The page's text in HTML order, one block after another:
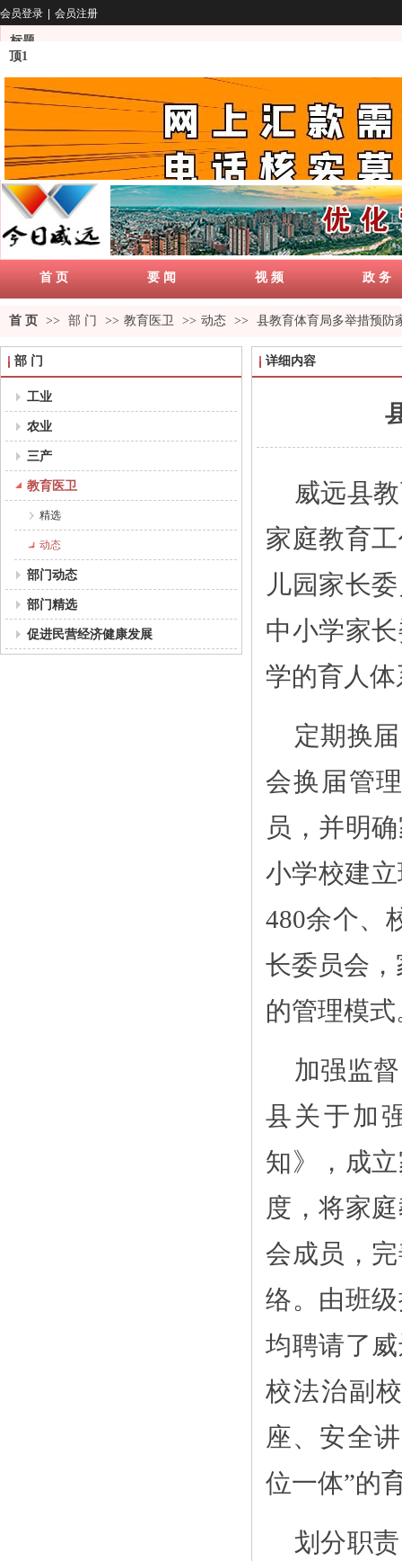
标题
顶1
会员登录 会员注册
首 页 要 闻 视 频 政 务
首 页 >> 部 门 >> 教育医卫 >> 动态 >> 县教育体育局多举措预防
部 门
工业
农业
三产
教育医卫
精选
动态
部门动态
部门精选
促进民营经济健康发展
详细内容
威远县
家庭教育
儿园家长
中小学家
学的育人
定期换
会换届管
员，并明
小学校建
480余个、
长委员会
的管理模式
加强监
县关于加
知》，成
度，将家
会成员，
络。由班
均聘请了
校法治副
座、安全
位一体”的
划分职